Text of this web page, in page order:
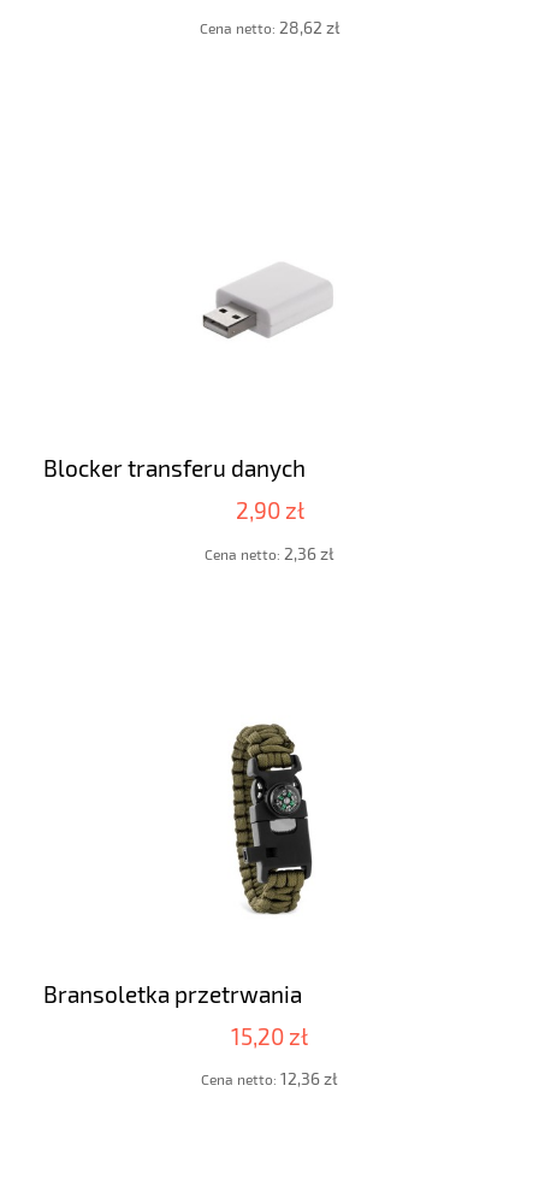
Cena netto: 28,62 zł
Blocker transferu danych
2,90 zł
Cena netto: 2,36 zł
Bransoletka przetrwania
15,20 zł
Cena netto: 12,36 zł